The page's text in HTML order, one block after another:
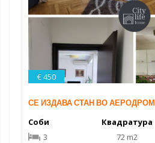
€ 450
СЕ ИЗДАВА СТАН ВО АЕРОДРОМ
Соби
3
Квадратура
72 m2